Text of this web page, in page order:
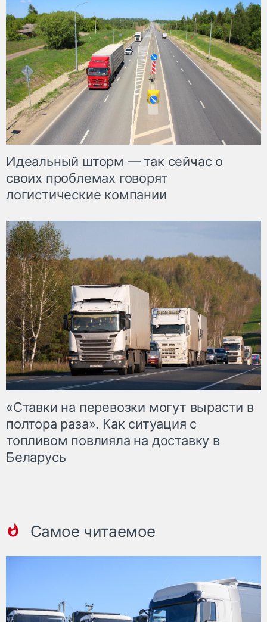
Идеальный шторм — так сейчас о
своих проблемах говорят
логистические компании
«Ставки на перевозки могут вырасти в
полтора раза». Как ситуация с
топливом повлияла на доставку в
Беларусь
Самое читаемое